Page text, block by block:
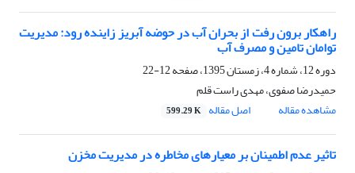
راهکار برون رفت از بحران آب در حوضه آبریز زاینده رود: مدیریت
توامان تامین و مصرف آب
دوره 12، شماره 4، زمستان 1395، صفحه
12-22
حمیدرضا صفوی، مهدی راست قلم
مشاهده مقاله
اصل مقاله 599.29 K
تاثیر عدم اطمینان بر معیارهای مخاطره در مدیریت مخزن